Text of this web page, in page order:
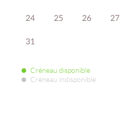
24 25 26 27
31
Créneau disponible
Créneau indisponible